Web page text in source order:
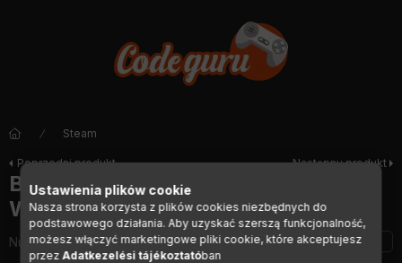
Steam
Poprzedni produkt Następny produkt
Borderlands 2 - Headhunter 2:
Wattle Gobbler
Numer artykułu:DIGI01296
Ustawienia plików cookie
Nasza strona korzysta z plików cookies niezbędnych do
podstawowego działania. Aby uzyskać szerszą funkcjonalność,
możesz włączyć marketingowe pliki cookie, które akceptujesz
przezAdatkezelési tájékoztatóban